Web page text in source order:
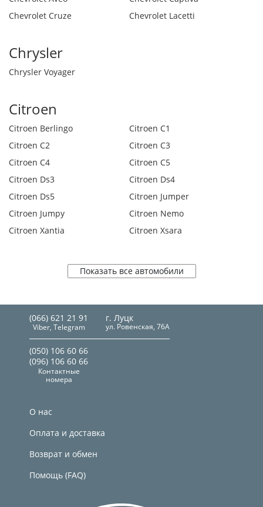
Chevrolet Cruze
Chevrolet Lacetti
Chrysler
Chrysler Voyager
Citroen
Citroen Berlingo
Citroen C1
Citroen C2
Citroen C3
Citroen C4
Citroen C5
Citroen Ds3
Citroen Ds4
Citroen Ds5
Citroen Jumper
Citroen Jumpy
Citroen Nemo
Citroen Xantia
Citroen Xsara
Показать все автомобили
(066) 621 21 91
Viber, Telegram
г. Луцк
ул. Ровенская, 76А
(050) 106 60 66
(096) 106 60 66
Контактные
номера
О нас
Оплата и доставка
Возврат и обмен
Помощь (FAQ)